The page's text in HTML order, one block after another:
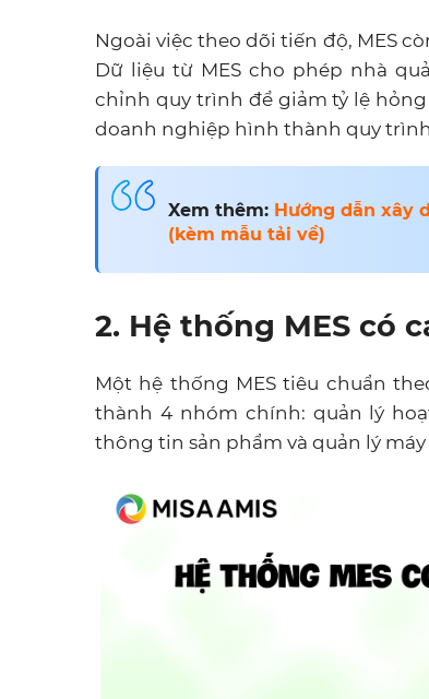
Ngoài việc theo dõi tiến độ, MES
Dữ liệu từ MES cho phép nhà
chỉnh quy trình để giảm tỷ lệ
doanh nghiệp hình thành quy
Xem thêm: Hướng dẫn xây
(kèm mẫu tải về)
2. Hệ thống MES có
Một hệ thống MES tiêu chuẩn
thành 4 nhóm chính: quản lý
thông tin sản phẩm và quản lý